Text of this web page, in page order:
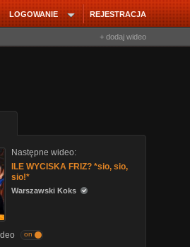
REJESTRACJA
LOGOWANIE
+ dodaj wideo
Następne wideo:
ILE WYCISKA FRIZ? *sio, sio,
sio!*
Warszawski Koks
on